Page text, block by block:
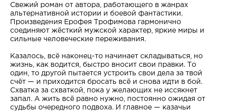
Свежий роман от автора, работающего в жанрах
альтернативной истории и боевой фантастики.
Произведения Ерофея Трофимова гармонично
соединяют жёсткий мужской характер, яркие миры и
сильные человеческие переживания.
Казалось, всё наконец-то начинает складываться, но
жизнь, как водится, быстро вносит свои правки. То
один, то другой пытается устроить свои дела за твой
счёт — и приходится бросать всё и снова идти в бой.
Схватка за схваткой, пока у желающих не иссякнет
запал. А жить всё равно нужно, постоянно ожидая от
судьбы очередного подвоха. И главное — казачьи